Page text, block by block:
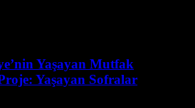
Yaşayan Mutfak
Yaşayan Sofralar